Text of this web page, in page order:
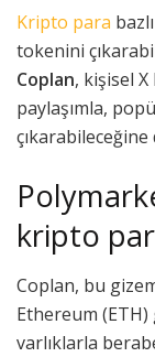
Kripto para
tokenini
Coplan, kişisel X
paylaşımla,
kripto
Coplan, bu
Ethereum
varlıklarla